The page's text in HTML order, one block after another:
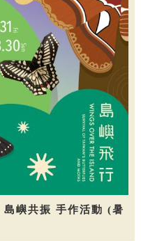
島嶼共振 手作活動 (暑